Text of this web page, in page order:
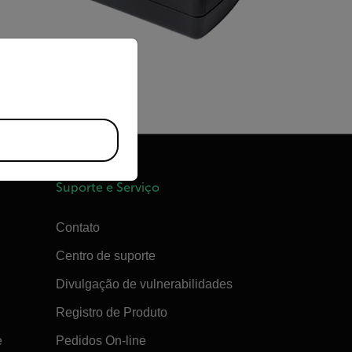
Suporte e Serviço
Contato
Centro de suporte
Divulgação de vulnerabilidades
Registro de Produto
Pedidos On-line
version of our website.